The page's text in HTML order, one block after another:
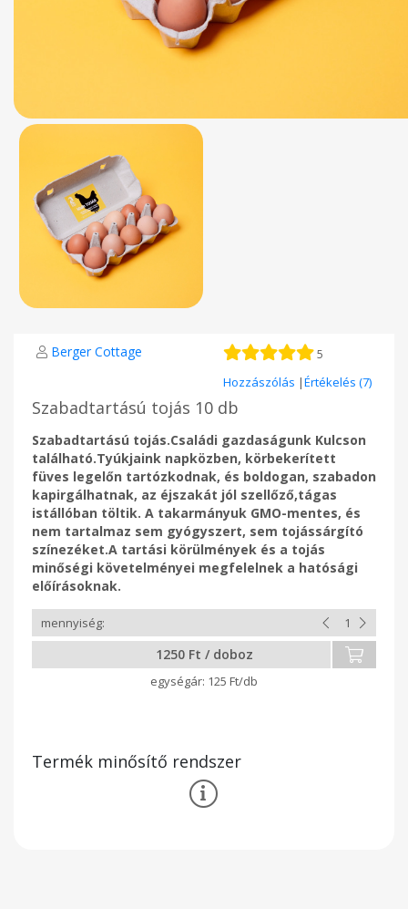
Berger Cottage 5
Hozzászólás |Értékelés (7)
Szabadtartású tojás 10 db
Szabadtartású tojás.Családi gazdaságunk Kulcson
található.Tyúkjaink napközben, körbekerített
füves legelőn tartózkodnak, és boldogan, szabadon
kapirgálhatnak, az éjszakát jól szellőző,tágas
istállóban töltik. A takarmányuk GMO-mentes, és
nem tartalmaz sem gyógyszert, sem tojássárgító
színezéket.A tartási körülmények és a tojás
minőségi követelményei megfelelnek a hatósági
előírásoknak.
1250 Ft / doboz
125 Ft/db
Termék minősítő rendszer